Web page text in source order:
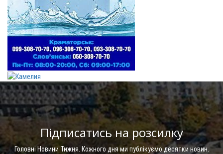
Підписатись на розсилку
Головні Новини Тижня. Кожного дня ми публікуємо десятки новин.